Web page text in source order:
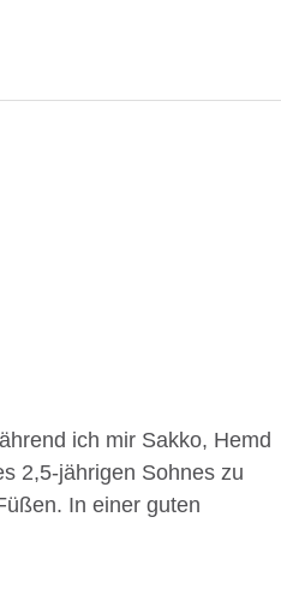
ich mir Sakko, Hemd
2,5-jährigen Sohnes zu
In einer guten